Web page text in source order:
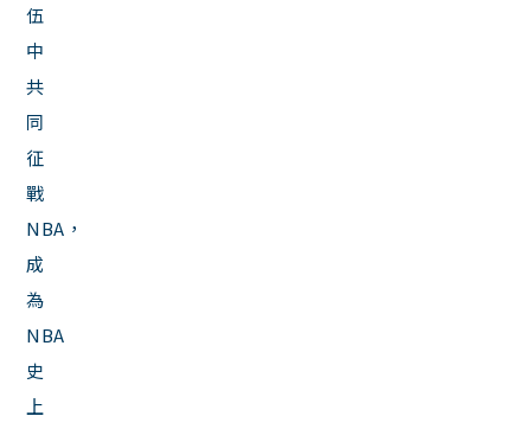
伍
中
共
同
征
戰
NBA，
成
為
NBA
史
上